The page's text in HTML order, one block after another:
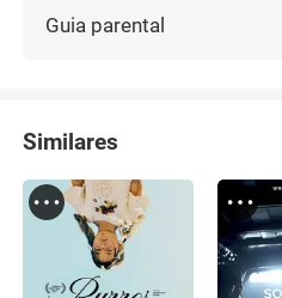
Guia parental
Similares